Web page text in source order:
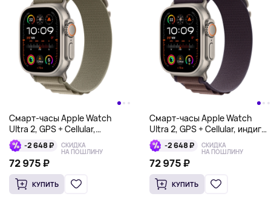
Смарт-часы Apple Watch
Ultra 2, GPS + Cellular,
оливковый, Alpine Loop
-2 648 ₽ СКИДКА
НА ПОШЛИНУ
72 975 ₽
КУПИТЬ
Смарт-часы Apple Watch
Ultra 2, GPS + Cellular, индиго,
Alpine Loop
-2 648 ₽ СКИДКА
НА ПОШЛИНУ
72 975 ₽
КУПИТЬ